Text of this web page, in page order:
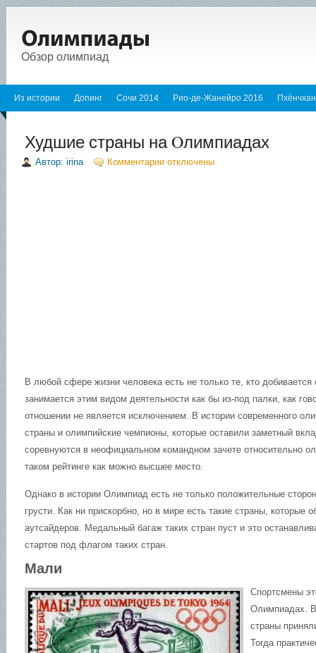
Обзор олимпиад
Из истории Допинг Сочи 2014 Рио-де-Жанейро 2016
Худшие страны на Oлимпиадах
Автор: irina Комментарии отключены
В любой сфере жизни человека есть не только те, кто добивается
занимается этим видом деятельности как бы из-под палки, как
отношении не является исключением. В истории современного
страны и олимпийские чемпионы, которые оставили заметный
соревнуются в неофициальном командном зачете относительно
таком рейтинге как можно высшее место.
Однако в истории Олимпиад есть не только положительные
грусти. Как ни прискорбно, но в мире есть такие страны, которые
аутсайдеров. Медальный багаж таких стран пуст и это
стартов под флагом таких стран.
Мали
Спортсмены
Олимпиадах.
страны
Тогда